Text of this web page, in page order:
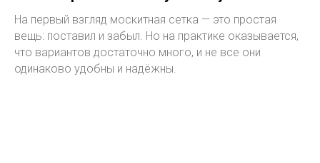
На первый взгляд москитная сетка — это простая
вещь: поставил и забыл. Но на практике оказывается,
что вариантов достаточно много, и не все они
одинаково удобны и надёжны.